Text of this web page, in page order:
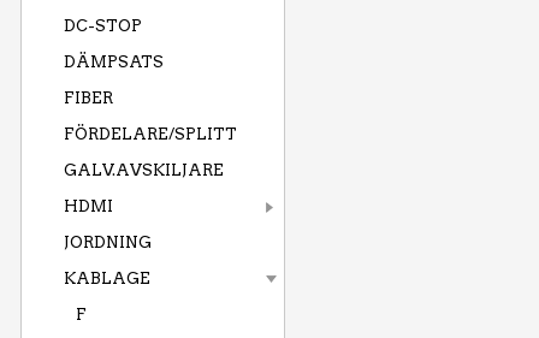
DC-STOP
DÄMPSATS
FIBER
FÖRDELARE/SPLITT
GALV.AVSKILJARE
HDMI
JORDNING
KABLAGE
F